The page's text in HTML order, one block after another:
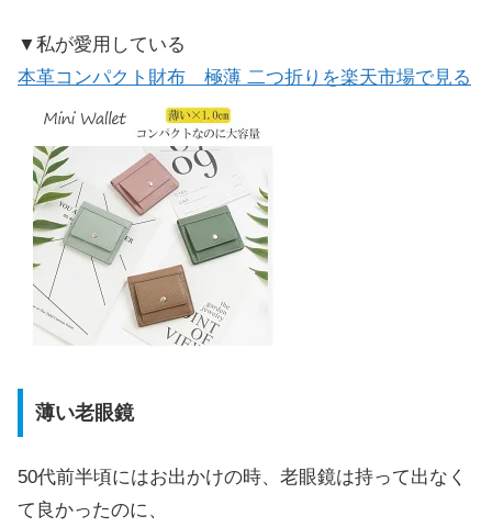
▼私が愛用している
本革コンパクト財布 極薄 二つ折りを楽天市場で見る
薄い老眼鏡
50代前半頃にはお出かけの時、老眼鏡は持って出なく
て良かったのに、